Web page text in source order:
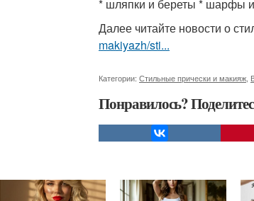
* шляпки и береты * шарфы и
Далее читайте новости о
makiyazh/sti...
Категории: Стильные прически и макияж
Понравилось?